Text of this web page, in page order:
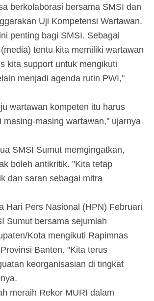
berkolaborasi bersama SMSI dan
Uji Kompetensi Wartawan.
penting bagi SMSI. Sebagai
tentu kita memiliki wartawan
kita support untuk mengikuti
menjadi agenda rutin PWI,"
wartawan kompeten itu harus
masing-masing wartawan," ujarnya
SMSI Sumut memgingatkan,
boleh antikritik. "Kita tetap
dan saran sebagai mitra
Hari Pers Nasional (HPN) Februari
Sumut bersama sejumlah
Kota mengikuti Rapimnas
Banten. "Kita terus
keorganisasian di tingkat
meraih Rekor MURI dalam